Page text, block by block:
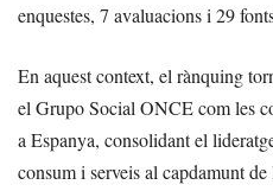
enquestes, 7 avaluacions i 29
En aquest context, el rànquing
el Grupo Social ONCE com les
a Espanya, consolidant el
consum i serveis al capdamunt